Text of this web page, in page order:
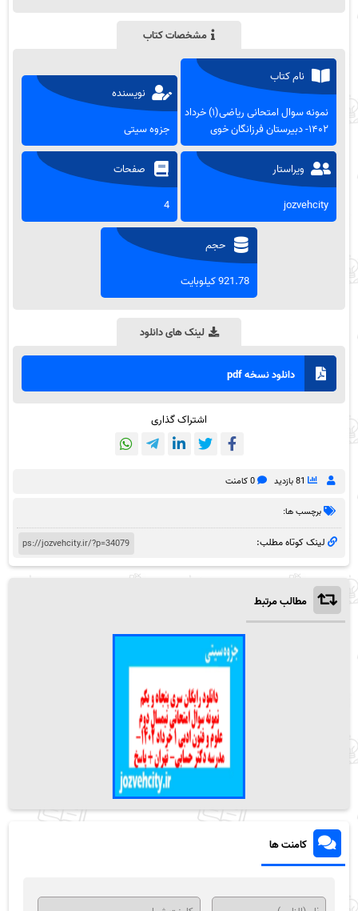
مشخصات کتاب
نام کتاب
نمونه سوال امتحانی ریاضی(۱) خرداد
۱۴۰۲- دبیرستان فرزانگان خوی
نویسنده
جزوه سیتی
ویراستار
jozvehcity
صفحات
4
حجم
921.78 کیلوبایت
لینک های دانلود
دانلود نسخه pdf
اشتراک گذاری
81 بازدید 0 کامنت
برچسب ها:
لینک کوتاه مطلب:
مطالب مرتبط
کامنت ها